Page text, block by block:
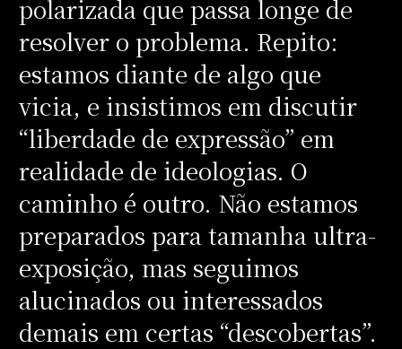
polarizada que passa longe de
resolver o problema. Repito:
estamos diante de algo que
vicia, e insistimos em discutir
“liberdade de expressão” em
realidade de ideologias. O
caminho é outro. Não estamos
preparados para tamanha ultra-
exposição, mas seguimos
alucinados ou interessados
demais em certas “descobertas”.